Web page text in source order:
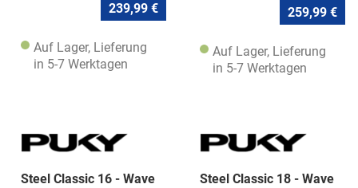
239,99 €
Auf Lager, Lieferung
in 5-7 Werktagen
259,99 €
Auf Lager, Lieferung
in 5-7 Werktagen
Steel Classic 16 - Wave Steel Classic 18 - Wave